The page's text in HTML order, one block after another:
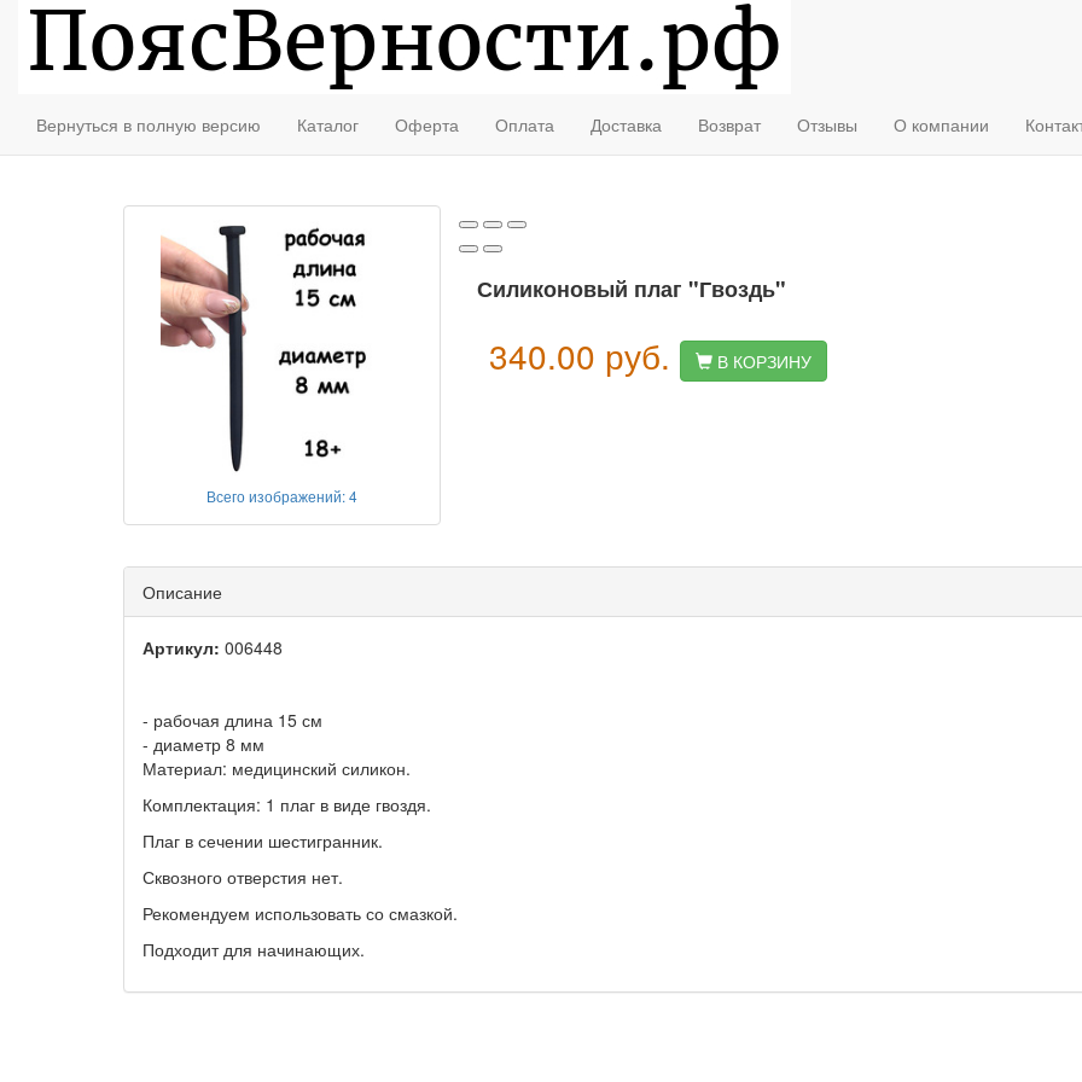
Вернуться в полную версию Каталог Оферта Оплата Доставка Возврат Отзывы О компании
Всего изображений: 4
Силиконовый плаг "Гвоздь"
340.00 руб. В КОРЗИНУ
Описание
Артикул: 006448
- рабочая длина 15 см
- диаметр 8 мм
Материал: медицинский силикон.
Комплектация: 1 плаг в виде гвоздя.
Плаг в сечении шестигранник.
Сквозного отверстия нет.
Рекомендуем использовать со смазкой.
Подходит для начинающих.